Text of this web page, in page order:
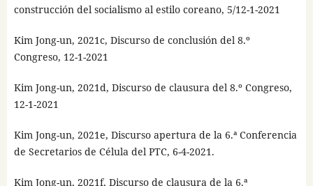
construcción del socialismo al estilo coreano, 5/12-1-2021
Kim Jong-un, 2021c, Discurso de conclusión del 8.º
Congreso, 12-1-2021
Kim Jong-un, 2021d, Discurso de clausura del 8.º Congreso,
12-1-2021
Kim Jong-un, 2021e, Discurso apertura de la 6.ª Conferencia
de Secretarios de Célula del PTC, 6-4-2021.
Kim Jong-un, 2021f, Discurso de clausura de la 6.ª